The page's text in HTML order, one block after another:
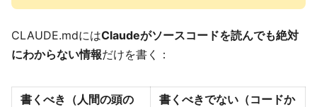
CLAUDE.mdにはClaudeがソースコードを読んでも絶対
にわからない情報だけを書く：
書くべき（人間の頭の
書くべきでない（コードか